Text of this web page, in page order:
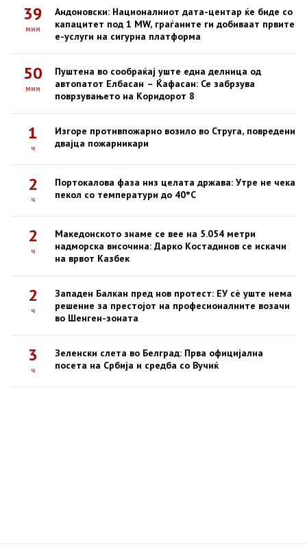
39
мин
Андоновски: Националниот дата-центар ќе биде со
капацитет под 1 MW, граѓаните ги добиваат првите
е-услуги на сигурна платформа
50
мин
Пуштена во сообраќај уште една делница од
автопатот Елбасан – Ќафасан: Се забрзува
поврзувањето на Коридорот 8
1
ч
Изгоре противпожарно возило во Струга, повредени
двајца пожарникари
2
ч
Портокалова фаза низ целата држава: Утре не чека
пекол со температури до 40°C
2
ч
Македонското знаме се вее на 5.054 метри
надморска височина: Дарко Костадинов се искачи
на врвот Казбек
2
ч
Западен Балкан пред нов протест: ЕУ сè уште нема
решение за престојот на професионалните возачи
во Шенген-зоната
3
ч
Зеленски слета во Белград: Прва официјална
посета на Србија и средба со Вучиќ